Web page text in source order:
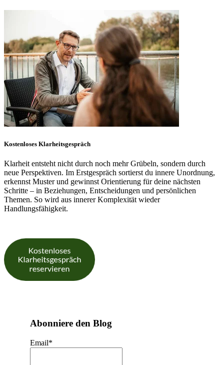
Kostenloses Klarheitsgespräch
Klarheit entsteht nicht durch noch mehr Grübeln, sondern durch
neue Perspektiven. Im Erstgespräch sortierst du innere Unordnung,
erkennst Muster und gewinnst Orientierung für deine nächsten
Schritte – in Beziehungen, Entscheidungen und persönlichen
Themen. So wird aus innerer Komplexität wieder
Handlungsfähigkeit.
Abonniere den Blog
Email*